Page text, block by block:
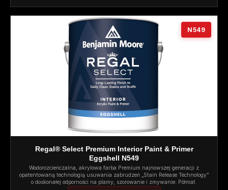
N549
Regal® Select Premium Interior Paint & Primer
Eggshell N549
Wodorozcieńczalna, akrylowa farba Premium najnowszej generacji z
opatentowaną technologią usuwania zabrudzeń „Stain Release Technology”
o doskonałej odporności na plamy, szorowanie i zmywanie. Półmat.